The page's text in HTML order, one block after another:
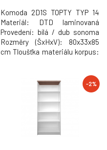
Komoda 2D1S TOPTY TYP 14
Materiál: DTD laminovaná
Provedení: bílá / dub sonoma
Rozměry (ŠxHxV): 80x33x85
cm Tloušťka materiálu korpus:
v demontu. Hmotnost: 23.6kg
-2%